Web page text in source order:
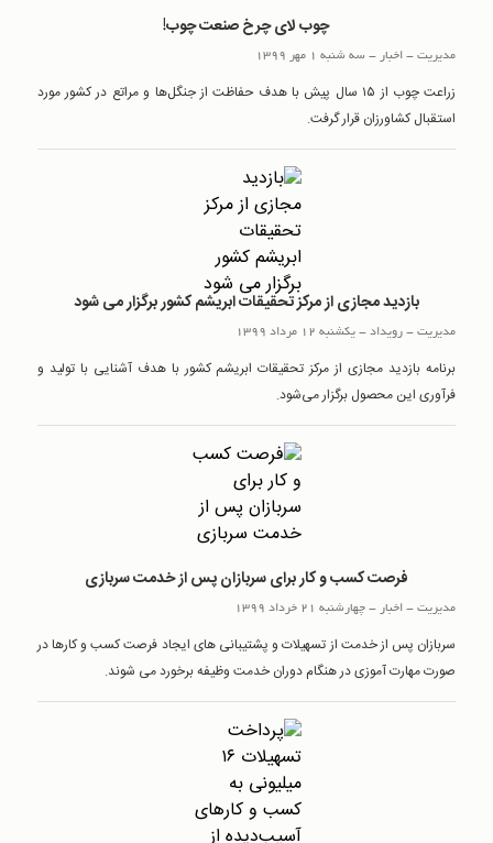
چوب لای چرخ صنعت چوب!
مدیریت-اخبار - سه شنبه 1 مهر 1399
زراعت چوب از ۱۵ سال پیش با هدف حفاظت از جنگل‌ها و مراتع در کشور مورد
استقبال کشاورزان قرار گرفت.
بازدید مجازی از مرکز تحقیقات ابریشم کشور برگزار می شود
مدیریت-رويداد-یکشنبه 12 مرداد 1399
برنامه بازدید مجازی از مرکز تحقیقات ابریشم کشور با هدف آشنایی با تولید و
فرآوری این محصول برگزار می‌شود.
فرصت کسب و کار برای سربازان پس از خدمت سربازی
مدیریت-اخبار -چهارشنبه 21 خرداد 1399
سربازان پس از خدمت از تسهیلات و پشتیبانی های ایجاد فرصت کسب و کارها در
صورت مهارت آموزی در هنگام دوران خدمت وظیفه برخورد می شوند.